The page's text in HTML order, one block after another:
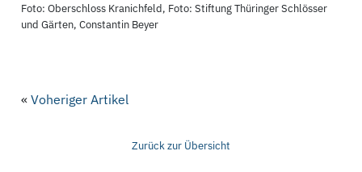
Foto: Oberschloss Kranichfeld, Foto: Stiftung Thüringer Schlösser
und Gärten, Constantin Beyer
«Voheriger Artikel
Zurück zur Übersicht